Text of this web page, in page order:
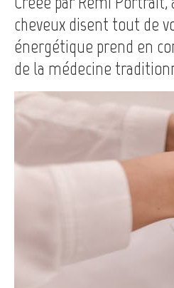
cheveux disent tout de
énergétique prend en
de la médecine